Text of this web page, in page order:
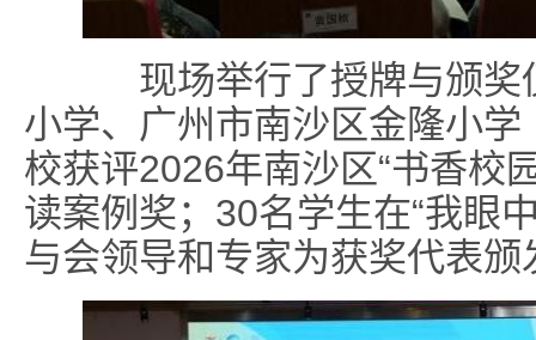
现场举行了授牌与颁奖
小学、广州市南沙区金隆小
校获评2026年南沙区“书香校
读案例奖；30名学生在“我眼
与会领导和专家为获奖代表颁